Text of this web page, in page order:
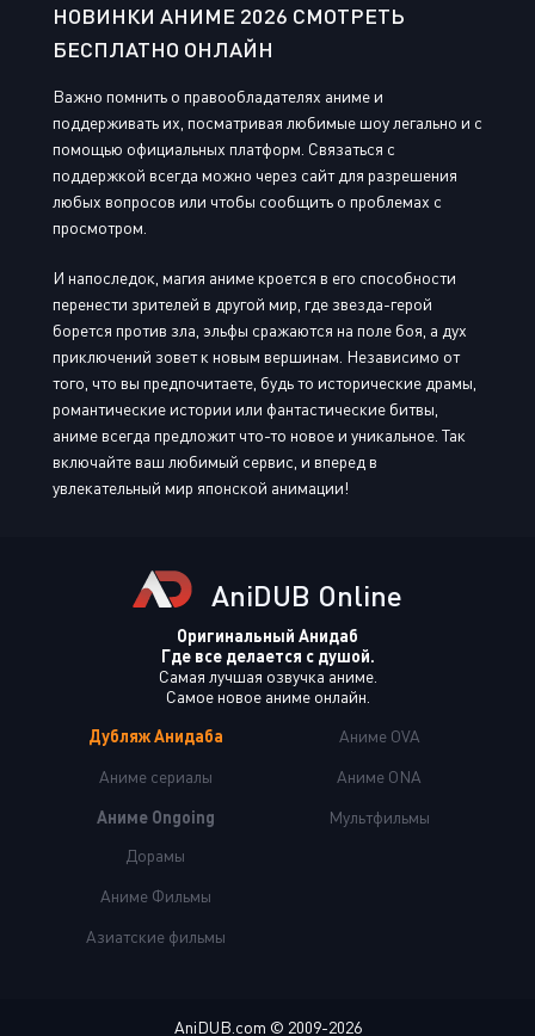
НОВИНКИ АНИМЕ 2026 СМОТРЕТЬ
БЕСПЛАТНО ОНЛАЙН
Важно помнить о правообладателях аниме и
поддерживать их, посматривая любимые шоу легально и с
помощью официальных платформ. Связаться с
поддержкой всегда можно через сайт для разрешения
любых вопросов или чтобы сообщить о проблемах с
просмотром.
И напоследок, магия аниме кроется в его способности
перенести зрителей в другой мир, где звезда-герой
борется против зла, эльфы сражаются на поле боя, а дух
приключений зовет к новым вершинам. Независимо от
того, что вы предпочитаете, будь то исторические драмы,
романтические истории или фантастические битвы,
аниме всегда предложит что-то новое и уникальное. Так
включайте ваш любимый сервис, и вперед в
увлекательный мир японской анимации!
AniDUB Online
Оригинальный Анидаб
Где все делается с душой.
Самая лучшая озвучка аниме.
Самое новое аниме онлайн.
Дубляж Анидаба
Аниме сериалы
Аниме Ongoing
Аниме OVA
Аниме ONA
Мультфильмы
Дорамы
Аниме Фильмы
Азиатские фильмы
AniDUB.com © 2009-2026